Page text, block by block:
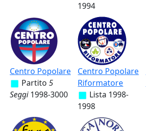
1994
Centro Popolare
Partito 5
Seggi 1998-3000
Centro Popolare
Riformatore
Lista 1998-
1998